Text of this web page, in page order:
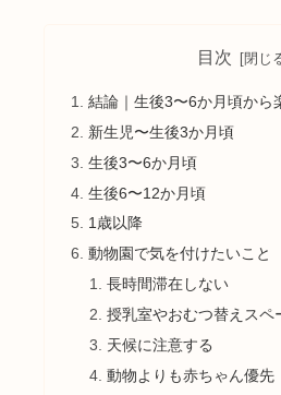
目次
結論｜生後3〜6か月頃から
新生児〜生後3か月頃
生後3〜6か月頃
生後6〜12か月頃
1歳以降
動物園で気を付けたいこと
長時間滞在しない
授乳室やおむつ替えスペ
天候に注意する
動物よりも赤ちゃん優先